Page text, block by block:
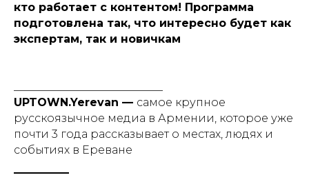
кто работает с контентом! Программа
подготовлена так, что интересно будет как
экспертам, так и новичкам
UPTOWN.Yerevan — cамое крупное
русскоязычное медиа в Армении, которое уже
почти 3 года рассказывает о местах, людях и
событиях в Ереване